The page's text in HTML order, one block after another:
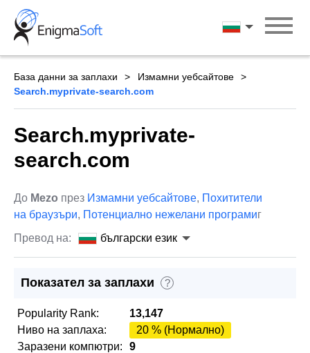
Skip
content
български
База данни за заплахи
Измамни уебсайтове
Search.myprivate-search.com
Search.myprivate-
search.com
До Mezo през Измамни уебсайтове, Похитители
на браузъри, Потенциално нежелани програмиг
Превод на:
български език
Показател за заплахи ?
Popularity Rank:
13,147
Ниво на заплаха:
20 % (Нормално)
Заразени компютри:
9